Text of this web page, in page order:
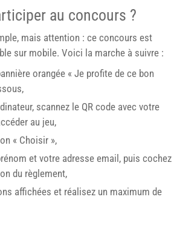
au concours ?
mais attention : ce concours est
sur mobile. Voici la marche à suivre :
orangée « Je profite de ce bon
scannez le QR code avec votre
au jeu,
« Choisir »,
et votre adresse email, puis cochez
du règlement,
affichées et réalisez un maximum de